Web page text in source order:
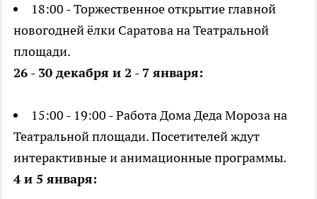
18:00 - Торжественное открытие главной
новогодней ёлки Саратова на Театральной
площади.
26 - 30 декабря и 2 - 7 января:
15:00 - 19:00 - Работа Дома Деда Мороза на
Театральной площади. Посетителей ждут
интерактивные и анимационные программы.
4 и 5 января: